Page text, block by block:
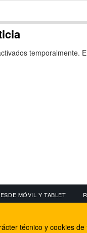
temporalmente.
MÓVIL Y TABLET
El equipo de
técnico y cookies